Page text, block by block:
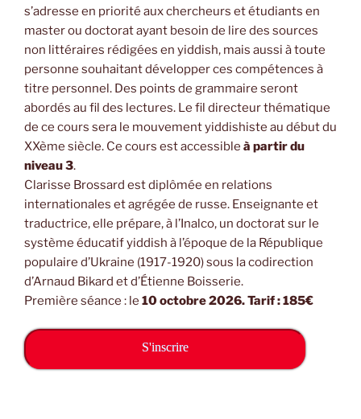
s’adresse en priorité aux chercheurs et étudiants en
master ou doctorat ayant besoin de lire des sources
non littéraires rédigées en yiddish, mais aussi à toute
personne souhaitant développer ces compétences à
titre personnel. Des points de grammaire seront
abordés au fil des lectures. Le fil directeur thématique
de ce cours sera le mouvement yiddishiste au début du
XXème siècle. Ce cours est accessible à partir du
niveau 3.
Clarisse Brossard est diplômée en relations
internationales et agrégée de russe. Enseignante et
traductrice, elle prépare, à l’Inalco, un doctorat sur le
système éducatif yiddish à l’époque de la République
populaire d’Ukraine (1917-1920) sous la codirection
d’Arnaud Bikard et d’Étienne Boisserie.
Première séance : le 10 octobre 2026. Tarif : 185€
S'inscrire